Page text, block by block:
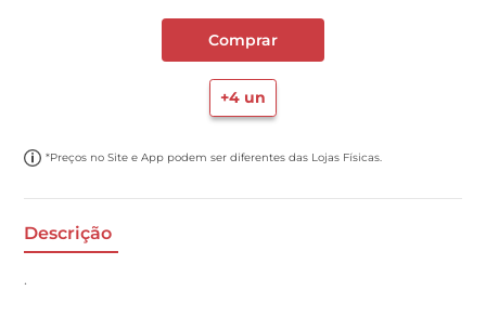
Comprar
+4 un
*Preços no Site e App podem ser diferentes das Lojas Físicas.
Descrição
.